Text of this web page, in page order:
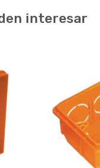
interesar